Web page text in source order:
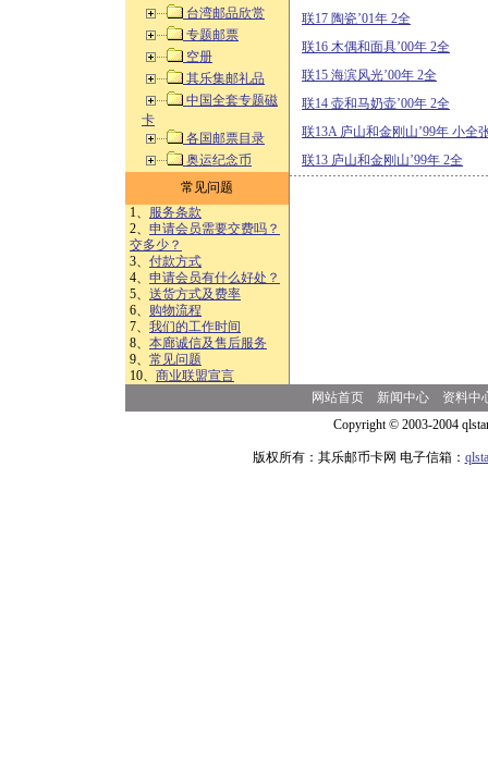
台湾邮品欣赏
专题邮票
空册
其乐集邮礼品
中国全套专题磁
卡
各国邮票目录
奥运纪念币
常见问题
1、 服务条款
2、 申请会员需要交费吗？
交多少？
3、 付款方式
4、 申请会员有什么好处？
5、 送货方式及费率
6、 购物流程
7、 我们的工作时间
8、 本廊诚信及售后服务
9、 常见问题
10、 商业联盟宣言
联17 陶瓷’01年 2全
联16 木偶和面具’00年 2全
联15 海滨风光’00年 2全
联14 壶和马奶壶’00年 2全
联13A 庐山和金刚山’99年 小全
联13 庐山和金刚山’99年 2全
网站首页 新闻中心
资料中
Copyright © 2003-2004
版权所有：其乐邮币卡网 电子信箱：